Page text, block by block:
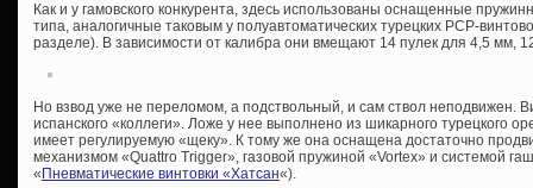
Как и у гамовского конкурента, здесь использованы оснащенные
типа, аналогичные таковым у полуавтоматических турецких PCP-
разделе). В зависимости от калибра они вмещают 14 пулек для 4,5 мм,
Но взвод уже не переломом, а подствольный, и сам ствол неподвижен.
испанского «коллеги». Ложе у нее выполнено из шикарного турецкого
имеет регулируемую «щеку». К тому же она оснащена достаточно
механизмом «Quattro Trigger», газовой пружиной «Vortex» и системой
« Пневматические винтовки «Хатсан«).